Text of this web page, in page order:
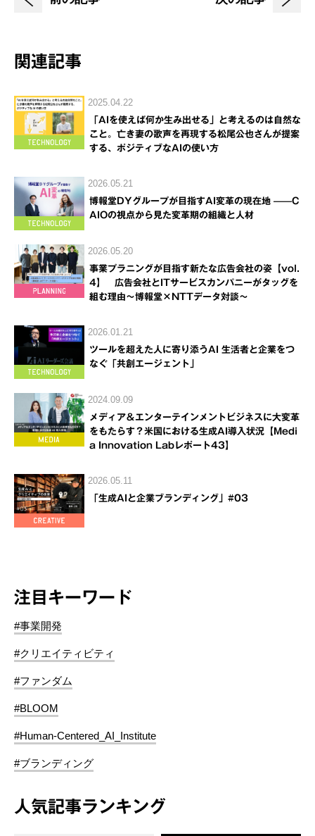
関連記事
2025.04.22
「AIを使えば何か生み出せる」と考えるのは自然な
こと。亡き妻の歌声を再現する松尾公也さんが提案
する、ポジティブなAIの使い方
2026.05.21
博報堂DYグループが目指すAI変革の現在地 ——C
AIOの視点から見た変革期の組織と人材
2026.05.20
事業プラニングが目指す新たな広告会社の姿【vol.
4】 広告会社とITサービスカンパニーがタッグを
組む理由～博報堂×NTTデータ対談～
2026.01.21
ツールを超えた人に寄り添うAI 生活者と企業をつ
なぐ「共創エージェント」
2024.09.09
メディア＆エンターテインメントビジネスに大変革
をもたらす？米国における生成AI導入状況【Medi
a Innovation Labレポート43】
2026.05.11
「生成AIと企業ブランディング」#03
注目キーワード
#事業開発
#クリエイティビティ
#ファンダム
#BLOOM
#Human-Centered_AI_Institute
#ブランディング
人気記事ランキング